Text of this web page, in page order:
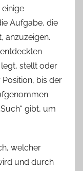
Aufgabe, die
anzuzeigen.
legt, stellt oder
bis der
gibt, um
welcher
und durch